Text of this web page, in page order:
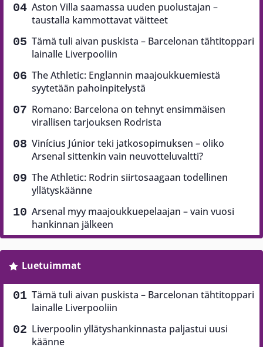
Aston Villa saamassa uuden puolustajan –
taustalla kammottavat väitteet
Tämä tuli aivan puskista – Barcelonan tähtitoppari
lainalle Liverpooliin
The Athletic: Englannin maajoukkuemiestä
syytetään pahoinpitelystä
Romano: Barcelona on tehnyt ensimmäisen
virallisen tarjouksen Rodrista
Vinícius Júnior teki jatkosopimuksen – oliko
Arsenal sittenkin vain neuvotteluvaltti?
The Athletic: Rodrin siirtosaagaan todellinen
yllätyskäänne
Arsenal myy maajoukkuepelaajan – vain vuosi
hankinnan jälkeen
Luetuimmat
Tämä tuli aivan puskista – Barcelonan tähtitoppari
lainalle Liverpooliin
Liverpoolin yllätyshankinnasta paljastui uusi
käänne